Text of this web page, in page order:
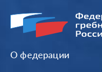
О федерации